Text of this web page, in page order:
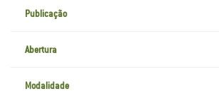
Publicação
Abertura
Modalidade